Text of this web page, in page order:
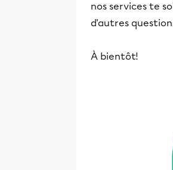
nos services te
d'autres
À bientôt!